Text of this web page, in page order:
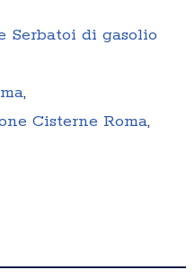
Serbatoi di gasolio
,
Cisterne Roma,